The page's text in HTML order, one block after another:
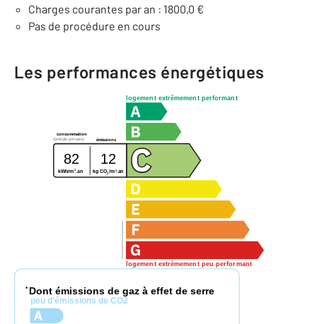
Charges courantes par an : 1800,0 €
Pas de procédure en cours
Les performances énergétiques
logement extrêmement performant
logement extrêmement peu performant
consommation
émissions
(énergie primaire)
82 12
kWh/m 2 .an kg CO2/m2.an
* Dont émissions de gaz à effet de serre
peu d'émissions de CO2